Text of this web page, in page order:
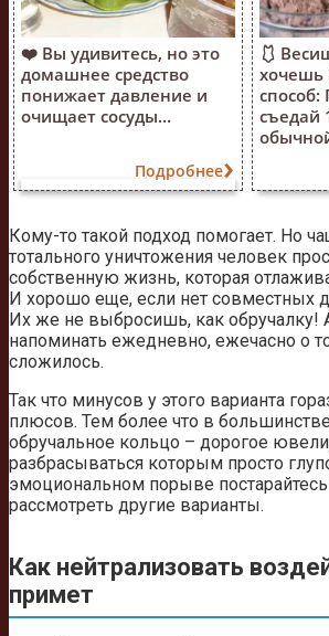
❤️ Вы удивитесь, но это
домашнее средство
понижает давление и
очищает сосуды...
Подробнее
🩱
хочешь
способ:
съедай
Кому-то такой подход помогает. Но
тотального уничтожения человек
собственную жизнь, которая
И хорошо еще, если нет совместных
Их же не выбросишь, как обручалку!
напоминать ежедневно, ежечасно о
сложилось.
Так что минусов у этого варианта
плюсов. Тем более что в
обручальное кольцо – дорогое
разбрасываться которым просто
эмоциональном порыве
рассмотреть другие варианты.
Как нейтрализовать
примет